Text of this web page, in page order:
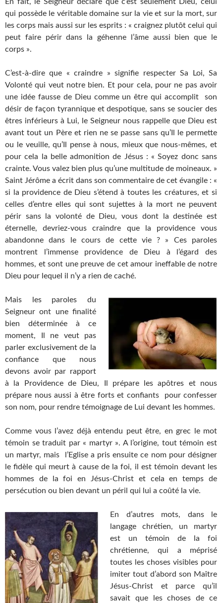
qui possède le véritable domaine sur la vie et sur la mort, sur
les corps mais aussi sur les esprits : « craignez plutôt celui qui
peut faire périr dans la géhenne l’âme aussi bien que le
corps ».
C’est-à-dire que « craindre » signifie respecter Sa Loi, Sa
Volonté qui veut notre bien. Et pour cela, pour ne pas avoir
une idée fausse de Dieu comme un être qui accomplit son
désir de façon tyrannique et despotique, sans se soucier des
êtres inférieurs à Lui, le Seigneur nous rappelle que Dieu est
avant tout un Père et rien ne se passe sans qu’Il le permette
ou le veuille, qu’Il pense à nous, mieux que nous-mêmes, et
pour cela la belle admonition de Jésus : « Soyez donc sans
crainte. Vous valez bien plus qu’une multitude de moineaux. »
Saint Jérôme a écrit dans son commentaire de cet évangile : «
si la providence de Dieu s’étend à toutes les créatures, et si
celles d’entre elles qui sont sujettes à la mort ne peuvent
périr sans la volonté de Dieu, vous dont la destinée est
éternelle, devriez-vous craindre que la providence vous
abandonne dans le cours de cette vie ? » Ces paroles
montrent l’immense providence de Dieu à l’égard des
hommes, et sont une preuve de cet amour ineffable de notre
Dieu pour lequel il n’y a rien de caché.
Mais les paroles du
Seigneur ont une finalité
bien déterminée à ce
moment, Il ne veut pas
parler exclusivement de la
confiance que nous
devons avoir par rapport
à la Providence de Dieu, Il prépare les apôtres et nous
prépare nous aussi à être forts et confiants pour confesser
son nom, pour rendre témoignage de Lui devant les hommes.
Comme vous l’avez déjà entendu peut être, en grec le mot
témoin se traduit par « martyr ». A l’origine, tout témoin est
un martyr, mais l’Eglise a pris ensuite ce nom pour désigner
le fidèle qui meurt à cause de la foi, il est témoin devant les
hommes de la foi en Jésus-Christ et cela en temps de
persécution ou bien devant un péril qui lui a coûté la vie.
En d’autres mots, dans le
langage chrétien, un martyr
est un témoin de la foi
chrétienne, qui a méprisé
toutes les choses visibles pour
imiter tout d’abord son Maître
Jésus-Christ et parce qu’il
savait que les choses de ce